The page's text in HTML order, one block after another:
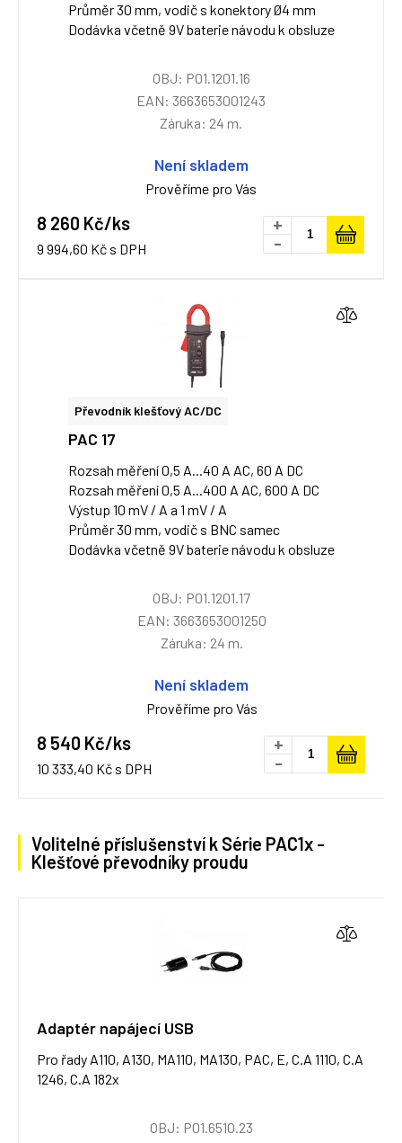
Průměr 30 mm, vodič s konektory Ø4 mm
Dodávka včetně 9V baterie návodu k obsluze
OBJ: P01.1201.16
EAN: 3663653001243
Záruka: 24 m.
Není skladem
Prověříme pro Vás
8 260 Kč/ks
9 994,60 Kč s DPH
+
-
Převodník klešťový AC/DC
PAC 17
Rozsah měření 0,5 A...40 A AC, 60 A DC
Rozsah měření 0,5 A...400 A AC, 600 A DC
Výstup 10 mV / A a 1 mV / A
Průměr 30 mm, vodič s BNC samec
Dodávka včetně 9V baterie návodu k obsluze
OBJ: P01.1201.17
EAN: 3663653001250
Záruka: 24 m.
Není skladem
Prověříme pro Vás
8 540 Kč/ks
10 333,40 Kč s DPH
+
-
Volitelné příslušenství k Série PAC1x -
Klešťové převodníky proudu
Adaptér napájecí USB
Pro řady A110, A130, MA110, MA130, PAC, E, C.A 1110, C.A
1246, C.A 182x
OBJ: P01.6510.23